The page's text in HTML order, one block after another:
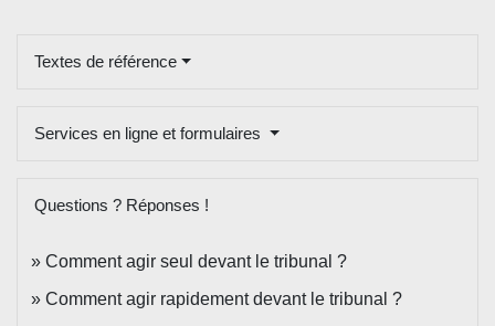
Textes de référence
Services en ligne et formulaires
Questions ? Réponses !
Comment agir seul devant le tribunal ?
Comment agir rapidement devant le tribunal ?